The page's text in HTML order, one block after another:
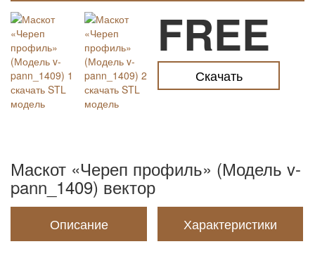
FREE
Скачать
Маскот «Череп профиль» (Модель v-
pann_1409) вектор
Описание Характеристики